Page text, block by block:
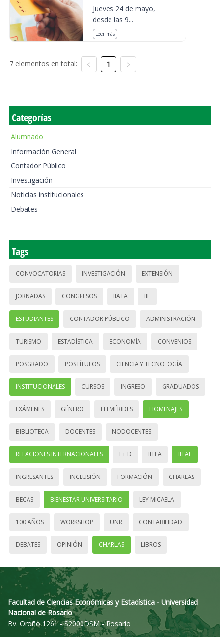
Jueves 24 de mayo,
desde las 9...
Leer más
7 elementos en total: 1
Categorías
Alumnado
Información General
Contador Público
Investigación
Noticias institucionales
Debates
Tags
CONVOCATORIAS INVESTIGACIÓN EXTENSIÓN
JORNADAS CONGRESOS IIATA IIE
ESTUDIANTES CONTADOR PÚBLICO ADMINISTRACIÓN
TURISMO ESTADÍSTICA ECONOMÍA CONVENIOS
POSGRADO POSTÍTULOS CIENCIA Y TECNOLOGÍA
INSTITUCIONALES CURSOS INGRESO GRADUADOS
EXÁMENES GÉNERO EFEMÉRIDES HOMENAJES
BIBLIOTECA DOCENTES NODOCENTES
RELACIONES INTERNACIONALES I + D IITEA IITAE
INGRESANTES INCLUSIÓN FORMACIÓN CHARLAS
BECAS BIENESTAR UNIVERSITARIO LEY MICAELA
100 AÑOS WORKSHOP UNR CONTABILIDAD
DEBATES OPINIÓN CHARLAS LIBROS
Facultad de Ciencias Económicas y Estadística - Universidad
Nacional de Rosario
Bv. Oroño 1261 - S2000DSM - Rosario